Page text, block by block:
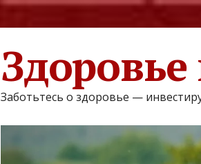
Заботьтесь о здоровье —